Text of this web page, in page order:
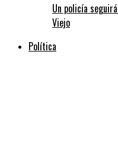
Un policía
Viejo
Política